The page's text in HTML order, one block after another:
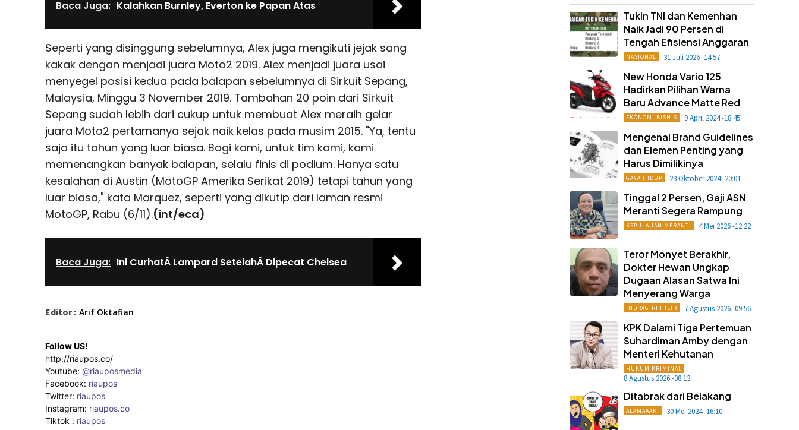
Baca Juga: Kalahkan Burnley, Everton ke Papan Atas
Seperti yang disinggung sebelumnya, Alex juga mengikuti jejak sang
kakak dengan menjadi juara Moto2 2019. Alex menjadi juara usai
menyegel posisi kedua pada balapan sebelumnya di Sirkuit Sepang,
Malaysia, Minggu 3 November 2019. Tambahan 20 poin dari Sirkuit
Sepang sudah lebih dari cukup untuk membuat Alex meraih gelar
juara Moto2 pertamanya sejak naik kelas pada musim 2015. "Ya, tentu
saja itu tahun yang luar biasa. Bagi kami, untuk tim kami, kami
memenangkan banyak balapan, selalu finis di podium. Hanya satu
kesalahan di Austin (MotoGP Amerika Serikat 2019) tetapi tahun yang
luar biasa," kata Marquez, seperti yang dikutip dari laman resmi
MotoGP, Rabu (6/11).(int/eca)
Baca Juga: Ini CurhatÂ Lampard SetelahÂ Dipecat Chelsea
Editor : Arif Oktafian
Follow US!
http://riaupos.co/
Youtube: @riauposmedia
Facebook: riaupos
Twitter: riaupos
Instagram: riaupos.co
Tiktok : riaupos
Tukin TNI dan Kemenhan
Naik Jadi 90 Persen di
Tengah Efisiensi Anggaran
NASIONAL 31 Juli 2026 -14:57
New Honda Vario 125
Hadirkan Pilihan Warna
Baru Advance Matte Red
EKONOMI BISNIS 9 April 2024 -18:45
Mengenal Brand Guidelines
dan Elemen Penting yang
Harus Dimilikinya
GAYA HIDUP 23 Oktober 2024 -20:01
Tinggal 2 Persen, Gaji ASN
Meranti Segera Rampung
KEPULAUAN MERANTI 4 Mei 2026 -12:22
Teror Monyet Berakhir,
Dokter Hewan Ungkap
Dugaan Alasan Satwa Ini
Menyerang Warga
INDRAGIRI HILIR 7 Agustus 2026 -09:56
KPK Dalami Tiga Pertemuan
Suhardiman Amby dengan
Menteri Kehutanan
HUKUM KRIMINAL
8 Agustus 2026 -08:13
Ditabrak dari Belakang
ALAMAAAK! 30 Mei 2024 -16:10